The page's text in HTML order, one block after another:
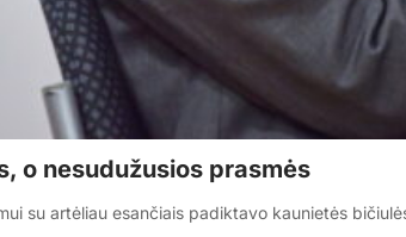
o nesudužusios prasmės
su artėliau esančiais padiktavo kaunietės